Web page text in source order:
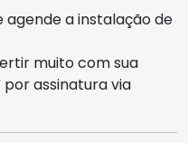
a instalação de
muito com sua
assinatura via